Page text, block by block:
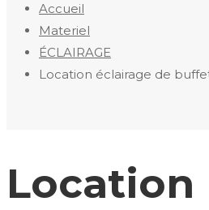
Accueil
Materiel
ÉCLAIRAGE
Location éclairage de
Location